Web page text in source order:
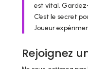
est vital.
C’est le secret
Joueur
Rejoignez